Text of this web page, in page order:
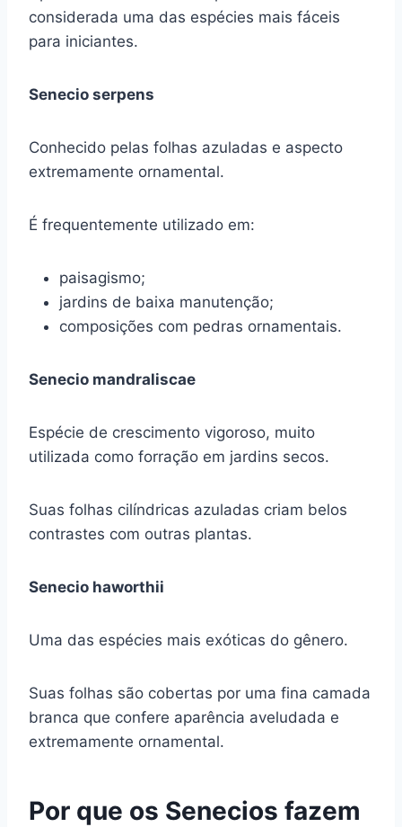
considerada uma das espécies mais fáceis
para iniciantes.
Senecio serpens
Conhecido pelas folhas azuladas e aspecto
extremamente ornamental.
É frequentemente utilizado em:
paisagismo;
jardins de baixa manutenção;
composições com pedras ornamentais.
Senecio mandraliscae
Espécie de crescimento vigoroso, muito
utilizada como forração em jardins secos.
Suas folhas cilíndricas azuladas criam belos
contrastes com outras plantas.
Senecio haworthii
Uma das espécies mais exóticas do gênero.
Suas folhas são cobertas por uma fina camada
branca que confere aparência aveludada e
extremamente ornamental.
Por que os Senecios fazem